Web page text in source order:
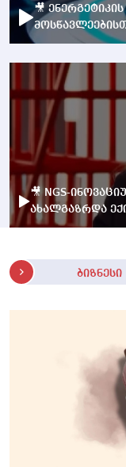
🎥
🎥 NGS-
ახალგაზრდა
ბიზნესი